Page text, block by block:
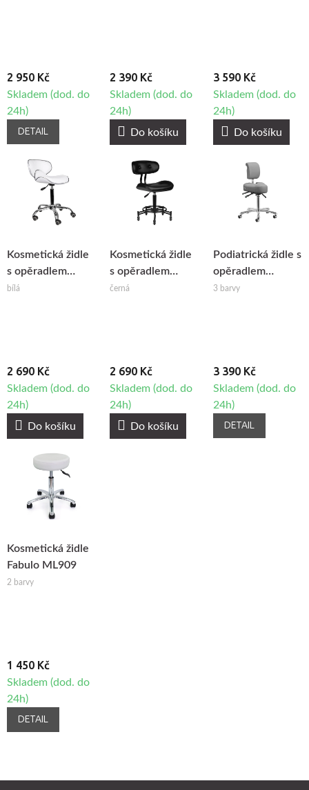
2 950 Kč
Skladem (dod. do
24h)
DETAIL
2 390 Kč
Skladem (dod. do
24h)
Do košíku
3 590 Kč
Skladem (dod. do
24h)
Do košíku
Kosmetická židle
s opěradlem
Gabbiano Q-4599
bílá
2 690 Kč
Skladem (dod. do
24h)
Do košíku
Kosmetická židle
s opěradlem
Gabbiano
černá
2 690 Kč
Skladem (dod. do
24h)
Do košíku
Podiatrická židle s
opěradlem
Giovanni 1005
3 barvy
3 390 Kč
Skladem (dod. do
24h)
DETAIL
Kosmetická židle
Fabulo ML909
2 barvy
1 450 Kč
Skladem (dod. do
24h)
DETAIL